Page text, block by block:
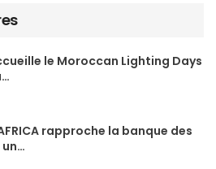
le Moroccan Lighting Days
AFRICA rapproche la banque des
un…